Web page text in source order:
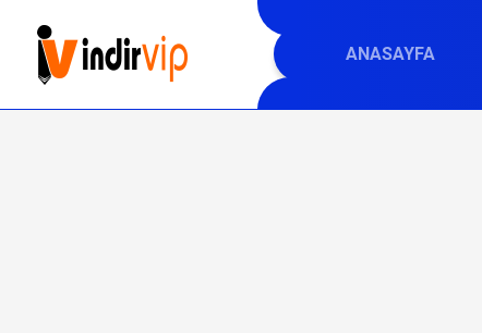
ANASAYFA